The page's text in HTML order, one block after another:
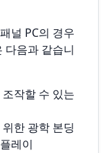
널 PC의 경우
다음과 같습니
작할 수 있는
한 광학 본딩
레이